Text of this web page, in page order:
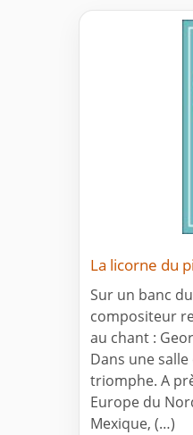
La licorne du
Sur un banc
compositeur
au chant :
Dans une salle
triomphe. A
Europe du
Mexique, (…)